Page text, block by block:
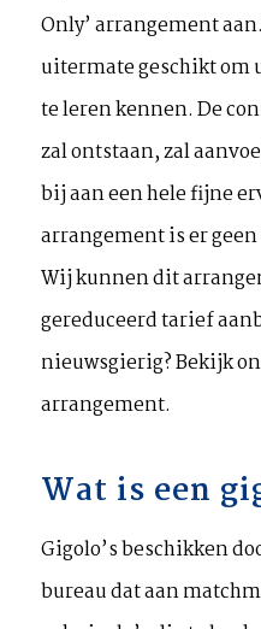
Only’ arrangement
uitermate geschikt om
te leren kennen. De
zal ontstaan, zal
bij aan een hele fijne
arrangement is er
Wij kunnen dit
gereduceerd tarief
nieuwsgierig? Bekijk
arrangement.
Wat is een
Gigolo’s beschikken
bureau dat aan